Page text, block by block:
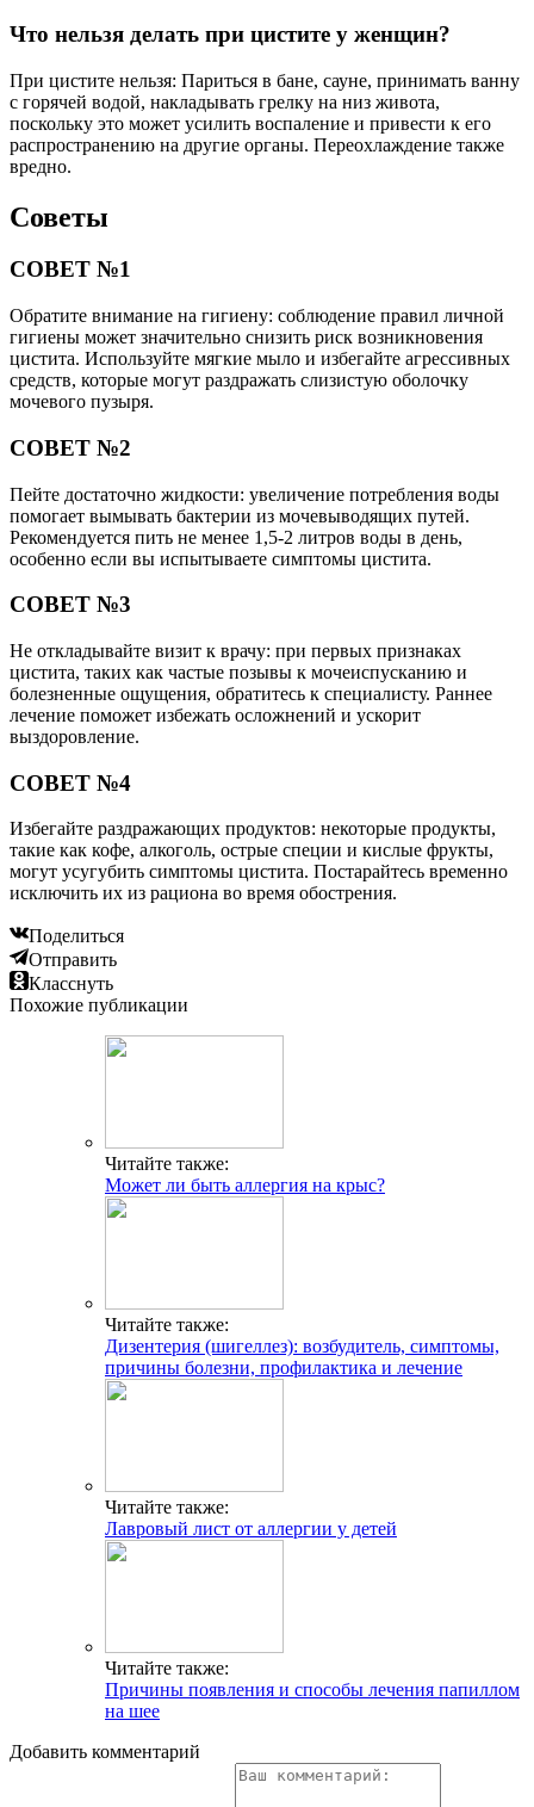
Что нельзя делать при цистите у женщин?
При цистите нельзя: Париться в бане, сауне, принимать ванну
с горячей водой, накладывать грелку на низ живота,
поскольку это может усилить воспаление и привести к его
распространению на другие органы. Переохлаждение также
вредно.
Советы
СОВЕТ №1
Обратите внимание на гигиену: соблюдение правил личной
гигиены может значительно снизить риск возникновения
цистита. Используйте мягкие мыло и избегайте агрессивных
средств, которые могут раздражать слизистую оболочку
мочевого пузыря.
СОВЕТ №2
Пейте достаточно жидкости: увеличение потребления воды
помогает вымывать бактерии из мочевыводящих путей.
Рекомендуется пить не менее 1,5-2 литров воды в день,
особенно если вы испытываете симптомы цистита.
СОВЕТ №3
Не откладывайте визит к врачу: при первых признаках
цистита, таких как частые позывы к мочеиспусканию и
болезненные ощущения, обратитесь к специалисту. Раннее
лечение поможет избежать осложнений и ускорит
выздоровление.
СОВЕТ №4
Избегайте раздражающих продуктов: некоторые продукты,
такие как кофе, алкоголь, острые специи и кислые фрукты,
могут усугубить симптомы цистита. Постарайтесь временно
исключить их из рациона во время обострения.
Поделиться
Отправить
Класснуть
Похожие публикации
Читайте также:
Может ли быть аллергия на крыс?
Читайте также:
Дизентерия (шигеллез): возбудитель, симптомы,
причины болезни, профилактика и лечение
Читайте также:
Лавровый лист от аллергии у детей
Читайте также:
Причины появления и способы лечения папиллом
на шее
Добавить комментарий